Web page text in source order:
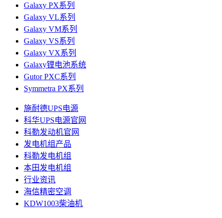
Galaxy PX系列
Galaxy VL系列
Galaxy VM系列
Galaxy VS系列
Galaxy VX系列
Galaxy锂电池系统
Gutor PXC系列
Symmetra PX系列
施耐德UPS电源
科华UPS电源官网
科勒发动机官网
发电机组产品
科勒发电机组
本田发电机组
行业资讯
海信精密空调
KDW1003柴油机